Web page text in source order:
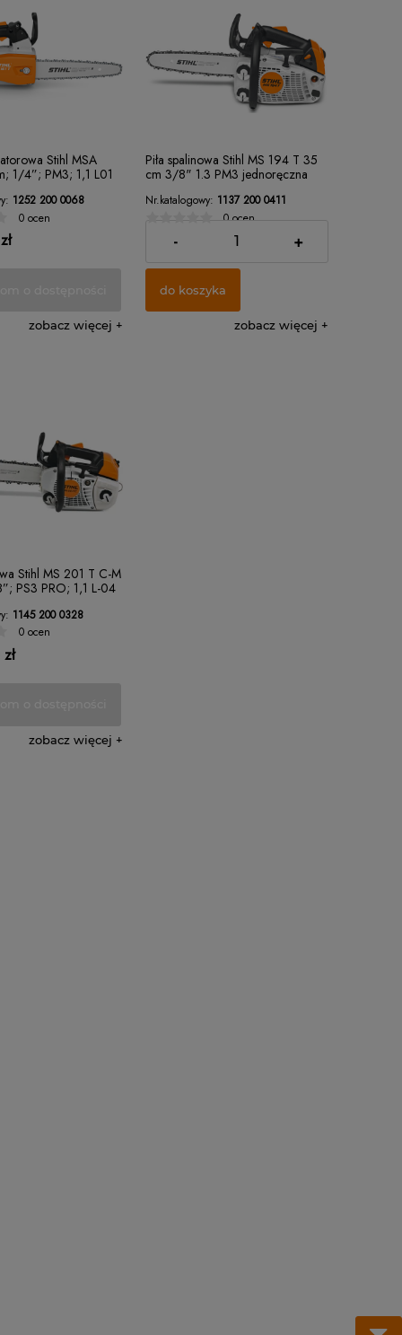
Stihl MSA
1/4”; PM3; 1,1 L01
1252 200 0068
0 ocen
zobacz więcej
Piła spalinowa Stihl MS 194 T 35
cm 3/8" 1.3 PM3 jednoręczna
Nr.katalogowy: 1137 200 0411
0 ocen
1 830,44 zł
- +
do koszyka
zobacz więcej
Stihl MS 201 T C-M
PS3 PRO; 1,1 L-04
1145 200 0328
0 ocen
zobacz więcej